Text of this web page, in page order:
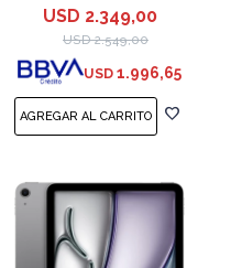
Graphite
USD 2.349,00
USD 2.549,00
USD 1.996,65